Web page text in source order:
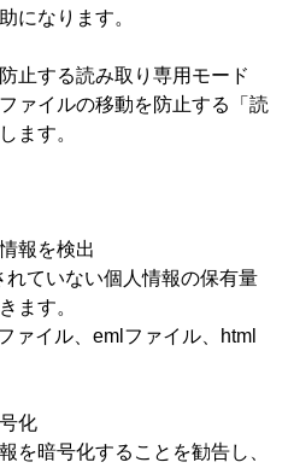
になります。
止する読み取り専用モード
ァイルの移動を防止する「読
ます。
報を検出
ていない個人情報の保有量
ます。
ァイル、emlファイル、html
化
を暗号化することを勧告し、